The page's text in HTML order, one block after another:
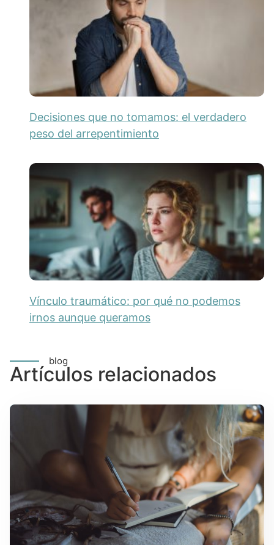
Decisiones que no tomamos: el verdadero
peso del arrepentimiento
Vínculo traumático: por qué no podemos
irnos aunque queramos
blog
Artículos relacionados